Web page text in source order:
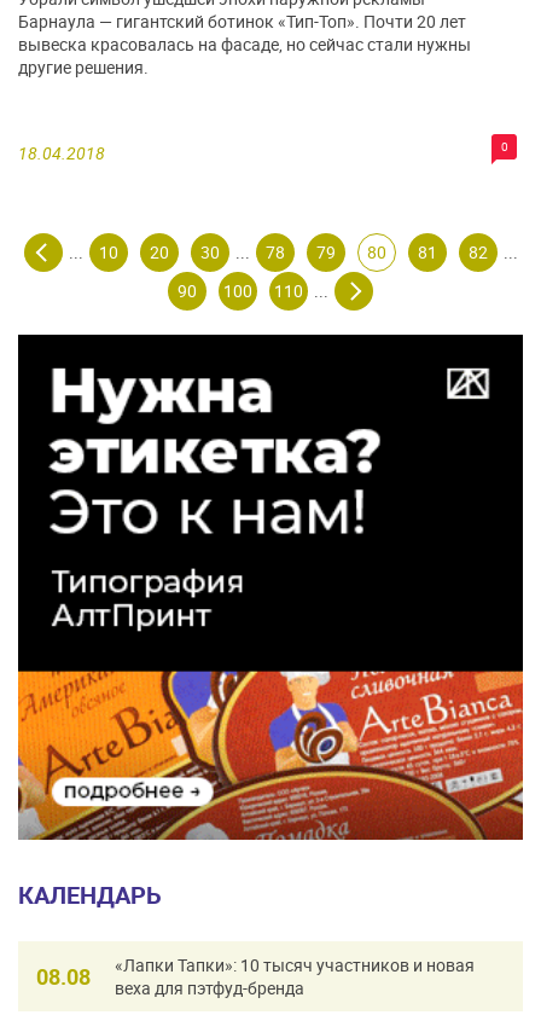
18.04.2018 0
Барнаула — гигантский ботинок «Тип-Топ». Почти 20 лет
вывеска красовалась на фасаде, но сейчас стали нужны
другие решения.
... 10 20 30 ... 78 79 80 81 82
...
90
100 110 ...
КАЛЕНДАРЬ
08.08
«Лапки Тапки»: 10 тысяч участников и новая
веха для пэтфуд-бренда